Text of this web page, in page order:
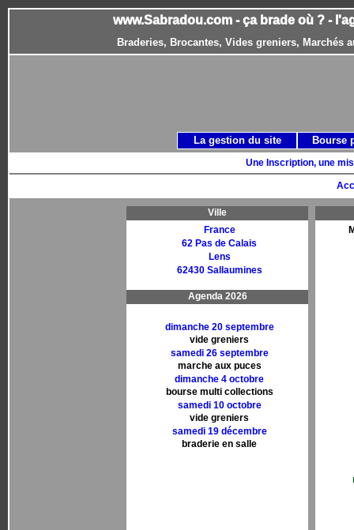
www.Sabradou.com - ça brade où ? -
Braderies, Brocantes, Vides greniers, Marchés
Une Inscription, une
Ville
France
62 Pas de Calais
Lens
62430 Sallaumines
Agenda 2026
dimanche 20 septembre
vide greniers
samedi 26 septembre
marche aux puces
dimanche 4 octobre
bourse multi collections
samedi 10 octobre
vide greniers
samedi 19 décembre
braderie en salle
La gestion du site Bourse